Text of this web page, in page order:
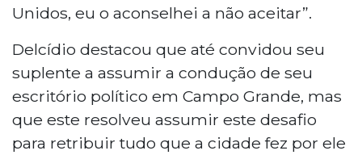
Unidos, eu o aconselhei a não aceitar”.
Delcídio destacou que até convidou seu
suplente a assumir a condução de seu
escritório político em Campo Grande, mas
que este resolveu assumir este desafio
para retribuir tudo que a cidade fez por ele